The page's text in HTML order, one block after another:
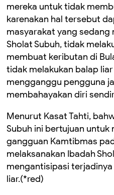
mereka untuk tidak
karenakan hal tersebut
masyarakat yang sedang
Sholat Subuh, tidak
membuat keributan di
tidak melakukan balap
mengganggu pengguna
membahayakan diri
Menurut Kasat Tahti,
Subuh ini bertujuan
gangguan Kamtibmas
melaksanakan Ibadah
mengantisipasi
liar.(*red)